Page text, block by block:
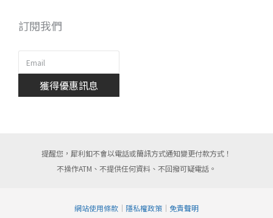
訂閱我們
獲得優惠訊息
提醒您，犀利釦不會以電話或簡訊方式通知變更付款方式！
不操作ATM、不提供任何資料、不回撥可疑電話。
網站使用條款 ｜ 隱私權政策 ｜ 免責聲明